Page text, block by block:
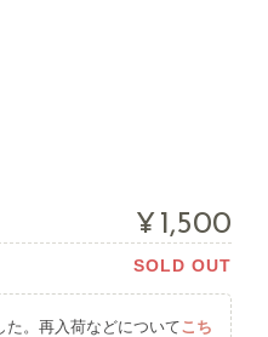
¥1,500
SOLD OUT
た。再入荷などについてこち